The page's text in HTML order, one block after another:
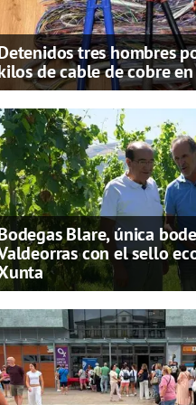
tres hombres
de cable de cobre en
Blare, única
con el sello